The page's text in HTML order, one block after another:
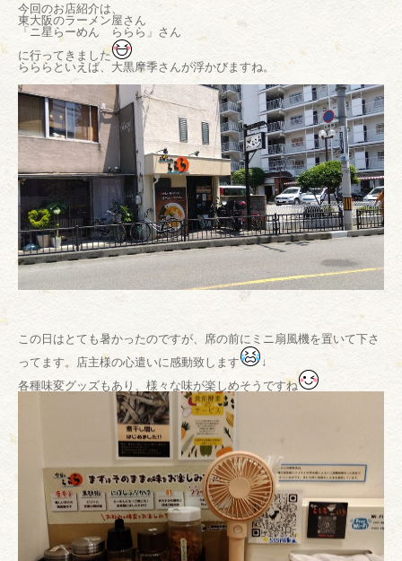
今回のお店紹介は、
東大阪のラーメン屋さん
「ニ星らーめん ららら」さん
に行ってきました
らららといえば、大黒摩季さんが浮かびますね。
この日はとても暑かったのですが、席の前にミニ扇風機を置いて下さ
ってます。店主様の心遣いに感動致します
↓
各種味変グッズもあり、様々な味が楽しめそうですね